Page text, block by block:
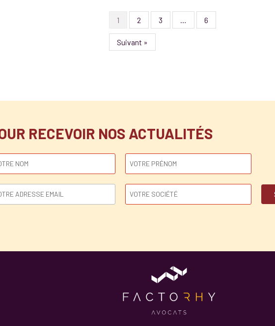
1 2 3 … 6
Suivant »
RECEVOIR NOS ACTUALITÉS